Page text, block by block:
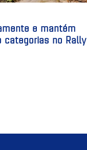
e mantém
categorias no Rally